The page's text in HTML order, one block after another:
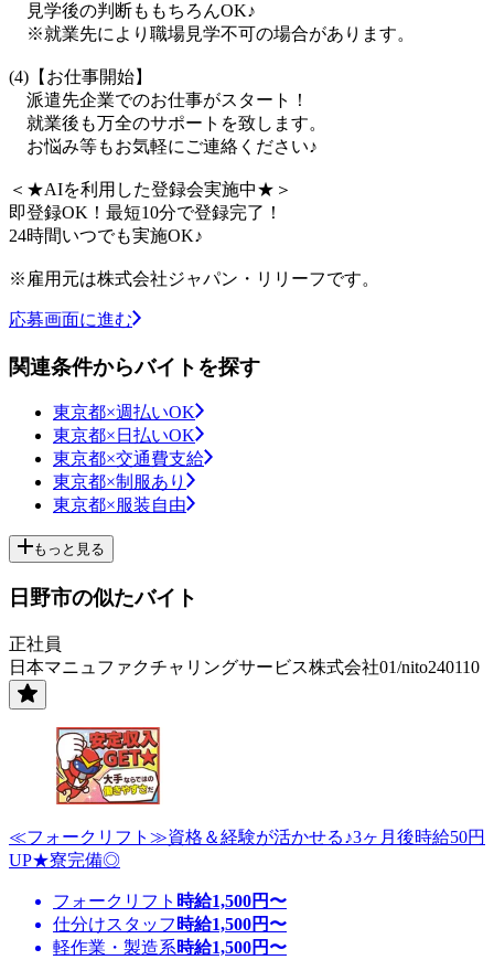
見学後の判断ももちろんOK♪
※就業先により職場見学不可の場合があります。
(4)【お仕事開始】
派遣先企業でのお仕事がスタート！
就業後も万全のサポートを致します。
お悩み等もお気軽にご連絡ください♪
＜★AIを利用した登録会実施中★＞
即登録OK！最短10分で登録完了！
24時間いつでも実施OK♪
※雇用元は株式会社ジャパン・リリーフです。
応募画面に進む
関連条件からバイトを探す
東京都×週払いOK
東京都×日払いOK
東京都×交通費支給
東京都×制服あり
東京都×服装自由
もっと見る
日野市の似たバイト
正社員
日本マニュファクチャリングサービス株式会社01/nito240110
≪フォークリフト≫資格＆経験が活かせる♪3ヶ月後時給50円
UP★寮完備◎
フォークリフト 時給1,500円〜
仕分けスタッフ 時給1,500円〜
軽作業・製造系時給1,500円〜